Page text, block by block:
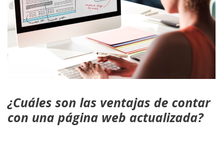
¿Cuáles son las ventajas de contar
con una página web actualizada?